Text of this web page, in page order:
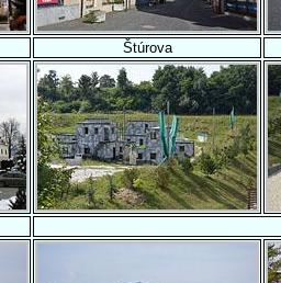
Štúrova